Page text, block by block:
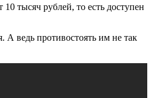
тысяч рублей, то есть доступен
А ведь противостоять им не так